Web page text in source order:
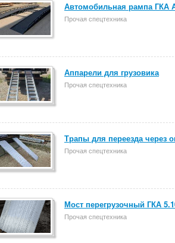
Автомобильная рампа ГКА
Прочая спецтехника
Аппарели для грузовика
Прочая спецтехника
Трапы для переезда через
Прочая спецтехника
Мост перегрузочный ГКА
Прочая спецтехника